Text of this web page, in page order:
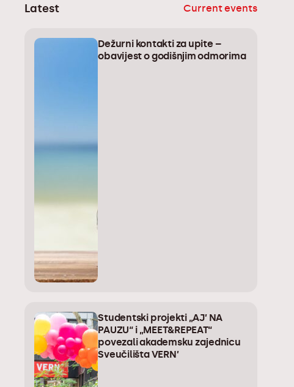
Latest Current events
Dežurni kontakti za upite –
obavijest o godišnjim odmorima
Studentski projekti „AJ’ NA
PAUZU“ i „MEET&REPEAT“
povezali akademsku zajednicu
Sveučilišta VERN’